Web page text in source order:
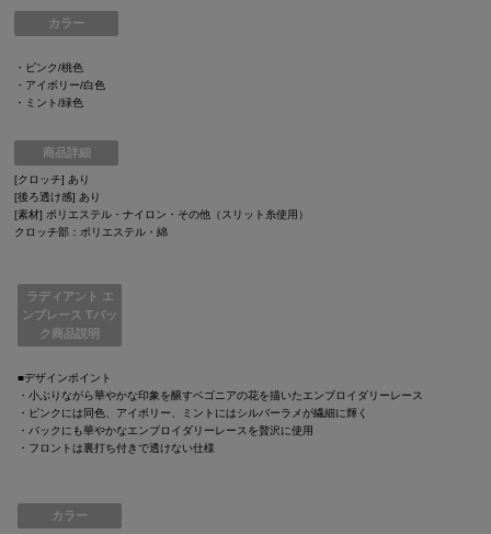
カラー
・ピンク/桃色
・アイボリー/白色
・ミント/緑色
商品詳細
[クロッチ] あり
[後ろ透け感] あり
[素材] ポリエステル・ナイロン・その他（スリット糸使用）
クロッチ部：ポリエステル・綿
ラディアント エ
ンブレース Tバッ
ク商品説明
■デザインポイント
・小ぶりながら華やかな印象を醸すベゴニアの花を描いたエンブロイダリーレース
・ピンクには同色、アイボリー、ミントにはシルバーラメが繊細に輝く
・バックにも華やかなエンブロイダリーレースを贅沢に使用
・フロントは裏打ち付きで透けない仕様
カラー